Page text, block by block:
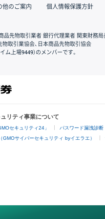
他のご案内 個人情報保護方針
品先物取引業者 銀行代理業者 関東財務
物取引業協会、日本商品先物取引協会
ム上場9449）のメンバーです。
リティ事業について
セキュリティ24」 パスワード漏洩診断
GMOサイバーセキュリティ byイエラエ）